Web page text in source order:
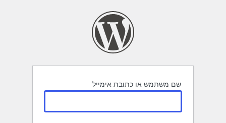
שם משתמש או כתובת אימייל